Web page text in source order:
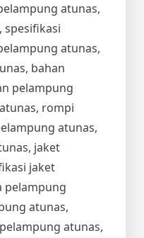
atunas,
spesifikasi
atunas,
bahan
pelampung
rompi
atunas,
jaket
jaket
pelampung
atunas,
atunas,